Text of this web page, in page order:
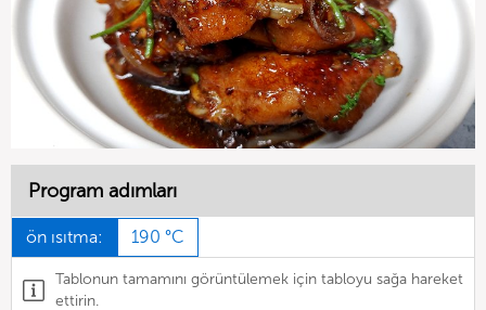
Program adımları
ön ısıtma: 190 °C
Tablonun tamamını görüntülemek için tabloyu sağa hareket
ettirin.